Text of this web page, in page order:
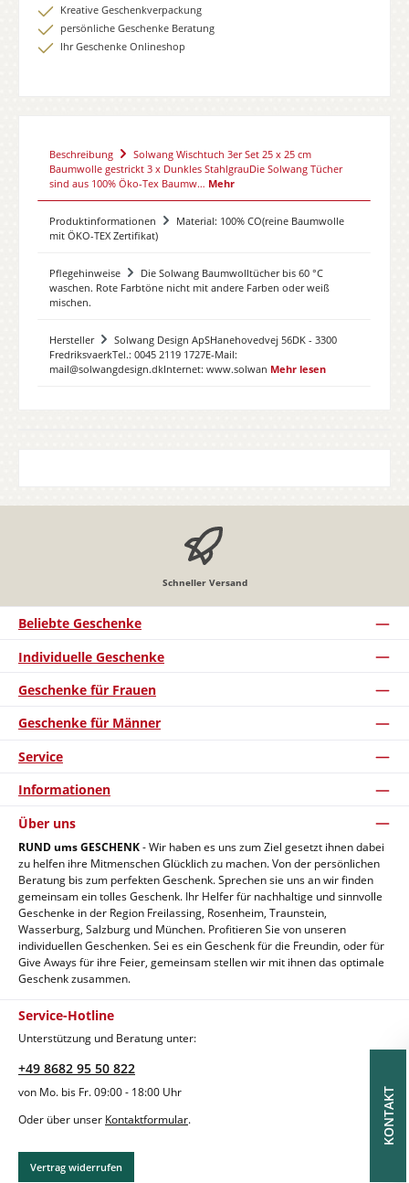
Kreative Geschenkverpackung
persönliche Geschenke Beratung
Ihr Geschenke Onlineshop
Beschreibung
Solwang Wischtuch 3er Set 25 x 25 cm
Baumwolle gestrickt 3 x Dunkles StahlgrauDie Solwang Tücher
sind aus 100% Öko-Tex Baumw… Mehr
Produktinformationen
Material: 100% CO(reine Baumwolle
mit ÖKO-TEX Zertifikat)
Pflegehinweise
Die Solwang Baumwolltücher bis 60 °C
waschen. Rote Farbtöne nicht mit andere Farben oder weiß
mischen.
Hersteller
Solwang Design ApSHanehovedvej 56DK - 3300
FredriksvaerkTel.: 0045 2119 1727E-Mail:
mail@solwangdesign.dkInternet: www.solwan Mehr lesen
Schneller Versand
Beliebte Geschenke
Individuelle Geschenke
Geschenke für Frauen
Geschenke für Männer
Service
Informationen
Service-Hotline
Unterstützung und Beratung unter:
+49 8682 95 50 822
von Mo. bis Fr. 09:00 - 18:00 Uhr
Oder über unser Kontaktformular.
Vertrag widerrufen
Über uns
RUND ums GESCHENK- Wir haben es uns zum Ziel gesetzt ihnen dabei
zu helfen ihre Mitmenschen Glücklich zu machen. Von der persönlichen
Beratung bis zum perfekten Geschenk. Sprechen sie uns an wir finden
gemeinsam ein tolles Geschenk. Ihr Helfer für nachhaltige und sinnvolle
Geschenke in der Region Freilassing, Rosenheim, Traunstein,
Wasserburg, Salzburg und München. Profitieren Sie von unseren
individuellen Geschenken. Sei es ein Geschenk für die Freundin, oder für
Give Aways für ihre Feier, gemeinsam stellen wir mit ihnen das optimale
Geschenk zusammen.
KONTAKT